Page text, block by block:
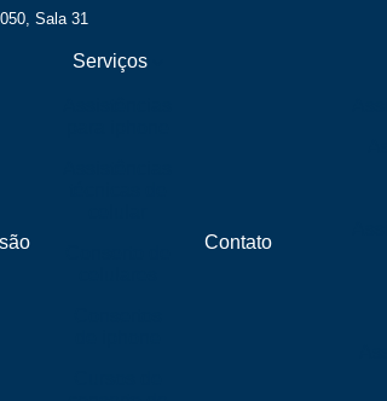
Sala 31
Serviços
Contato